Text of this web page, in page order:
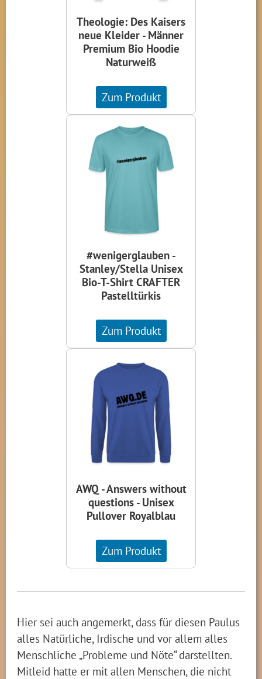
Theologie: Des Kaisers
neue Kleider - Männer
Premium Bio Hoodie
Naturweiß
Zum Produkt
#wenigerglauben -
Stanley/Stella Unisex
Bio-T-Shirt CRAFTER
Pastelltürkis
Zum Produkt
AWQ - Answers without
questions - Unisex
Pullover Royalblau
Zum Produkt
Hier sei auch angemerkt, dass für diesen Paulus
alles Natürliche, Irdische und vor allem alles
Menschliche „Probleme und Nöte“ darstellten.
Mitleid hatte er mit allen Menschen, die nicht